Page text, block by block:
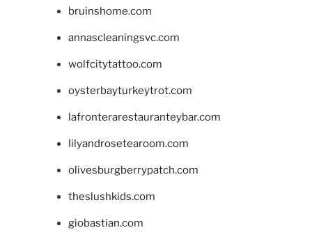
bruinshome.com
annascleaningsvc.com
wolfcitytattoo.com
oysterbayturkeytrot.com
lafronterarestauranteybar.com
lilyandrosetearoom.com
olivesburgberrypatch.com
theslushkids.com
giobastian.com